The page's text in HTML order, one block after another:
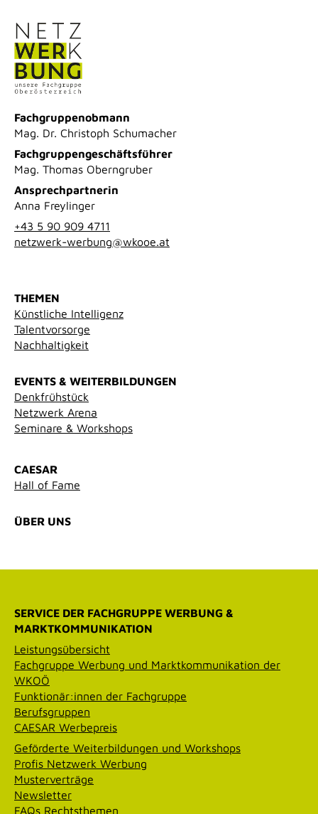
Fachgruppenobmann
Mag. Dr. Christoph Schumacher
Fachgruppengeschäftsführer
Mag. Thomas Oberngruber
Ansprechpartnerin
Anna Freylinger
+43 5 90 909 4711
netzwerk-werbung@wkooe.at
THEMEN
Künstliche Intelligenz
Talentvorsorge
Nachhaltigkeit
EVENTS & WEITERBILDUNGEN
Denkfrühstück
Netzwerk Arena
Seminare & Workshops
CAESAR
Hall of Fame
ÜBER UNS
SERVICE DER FACHGRUPPE WERBUNG &
MARKTKOMMUNIKATION
Leistungsübersicht
Fachgruppe Werbung und Marktkommunikation der
WKOÖ
Funktionär:innen der Fachgruppe
Berufsgruppen
CAESAR Werbepreis
Geförderte Weiterbildungen und Workshops
Profis Netzwerk Werbung
Musterverträge
Newsletter
FAQs Rechtsthemen